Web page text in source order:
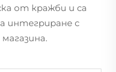
от кражби и са
интегриране с